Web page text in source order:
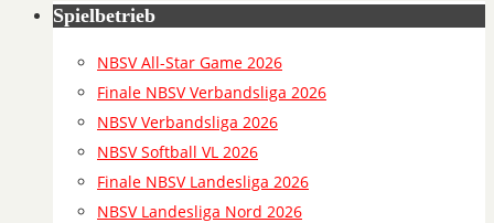
Spielbetrieb
NBSV All-Star Game 2026
Finale NBSV Verbandsliga 2026
NBSV Verbandsliga 2026
NBSV Softball VL 2026
Finale NBSV Landesliga 2026
NBSV Landesliga Nord 2026